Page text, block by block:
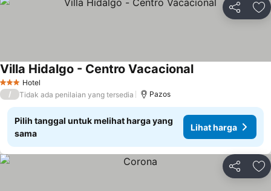
Bagikan
3 BintangHotel
Villa Hidalgo - Centro VacacionalLihat harga
/ Tidak ada penilaian yang tersedia Pazos
Pilih tanggal untuk melihat harga yang
sama
Lihat harga
Bagikan